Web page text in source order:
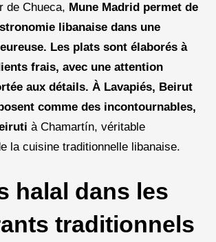
de Chueca, Mune Madrid permet de
libanaise dans une
Les plats sont élaborés à
frais, avec une attention
aux détails. À Lavapiés, Beirut
comme des incontournables,
à Chamartín, véritable
la cuisine traditionnelle libanaise.
halal dans les
traditionnels